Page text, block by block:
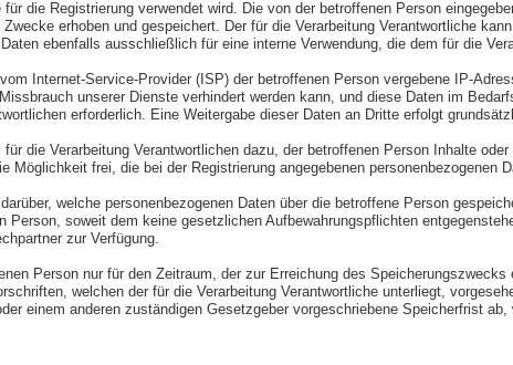
die Registrierung verwendet wird. Die von der betroffenen Person
erhoben und gespeichert. Der für die Verarbeitung Verantwortliche
ebenfalls ausschließlich für eine interne Verwendung, die dem für die
Internet-Service-Provider (ISP) der betroffenen Person vergebene IP-
unserer Dienste verhindert werden kann, und diese Daten im
erforderlich. Eine Weitergabe dieser Daten an Dritte erfolgt
die Verarbeitung Verantwortlichen dazu, der betroffenen Person Inhalte
frei, die bei der Registrierung angegebenen personenbezogenen
welche personenbezogenen Daten über die betroffene Person
soweit dem keine gesetzlichen Aufbewahrungspflichten
zur Verfügung.
Person nur für den Zeitraum, der zur Erreichung des
welchen der für die Verarbeitung Verantwortliche unterliegt,
einem anderen zuständigen Gesetzgeber vorgeschriebene Speicherfrist